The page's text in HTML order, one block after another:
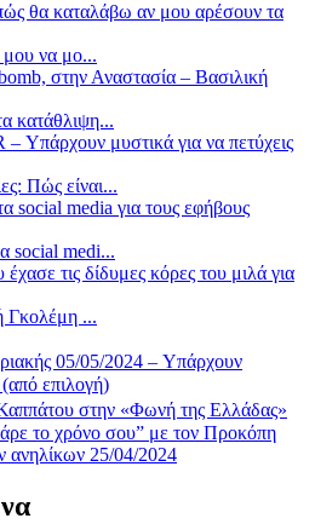
θα καταλάβω αν μου αρέσουν τα
μου να μο...
στην Αναστασία – Βασιλική
κατάθλιψη...
Υπάρχουν μυστικά για να πετύχεις
Πώς είναι...
social media για τους εφήβους
social medi...
τις δίδυμες κόρες του μιλά για
Γκολέμη ...
05/05/2024 – Yπάρχουν
επιλογή)
στην «Φωνή της Ελλάδας»
το χρόνο σου” με τον Προκόπη
ανηλίκων 25/04/2024